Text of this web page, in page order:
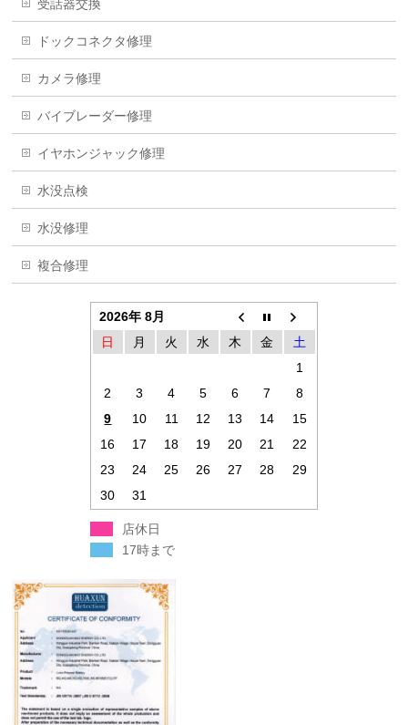
受話器交換
ドックコネクタ修理
カメラ修理
バイブレーダー修理
イヤホンジャック修理
水没点検
水没修理
複合修理
2026年 8月
日
月 火 水 木 金
土
1
2
3 4 5 6 7
8
9
10 11 12 13 14
15
16
17 18 19 20 21
22
23
24 25 26 27 28
29
30
31
店休日
17時まで